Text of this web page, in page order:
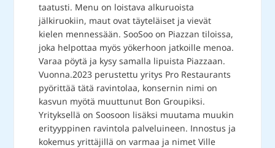
taatusti. Menu on loistava alkuruoista
jälkiruokiin, maut ovat täyteläiset ja vievät
kielen mennessään. SooSoo on Piazzan tiloissa,
joka helpottaa myös yökerhoon jatkoille menoa.
Varaa pöytä ja kysy samalla lipuista Piazzaan.
Vuonna.2023 perustettu yritys Pro Restaurants
pyörittää tätä ravintolaa, konsernin nimi on
kasvun myötä muuttunut Bon Groupiksi.
Yrityksellä on Soosoon lisäksi muutama muukin
erityyppinen ravintola palveluineen. Innostus ja
kokemus yrittäjillä on varmaa ja nimet Ville